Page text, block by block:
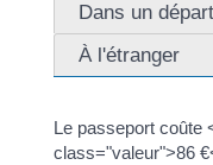
Dans un
À l'étranger
Le passeport coûte
class="valeur">86